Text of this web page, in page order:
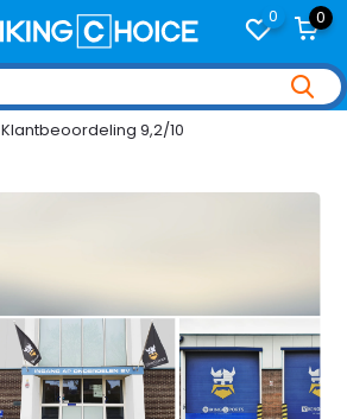
0 0
Klantbeoordeling 9,2/10